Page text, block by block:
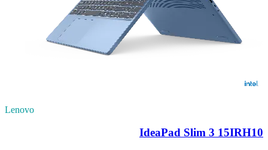
Lenovo
IdeaPad Slim 3 15IRH10